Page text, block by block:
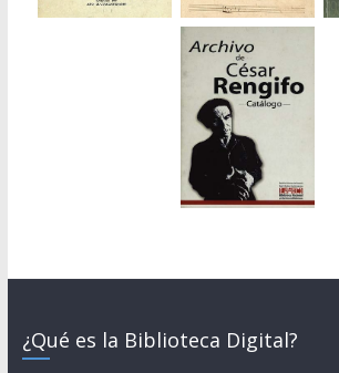
¿Qué es la Biblioteca Digital?